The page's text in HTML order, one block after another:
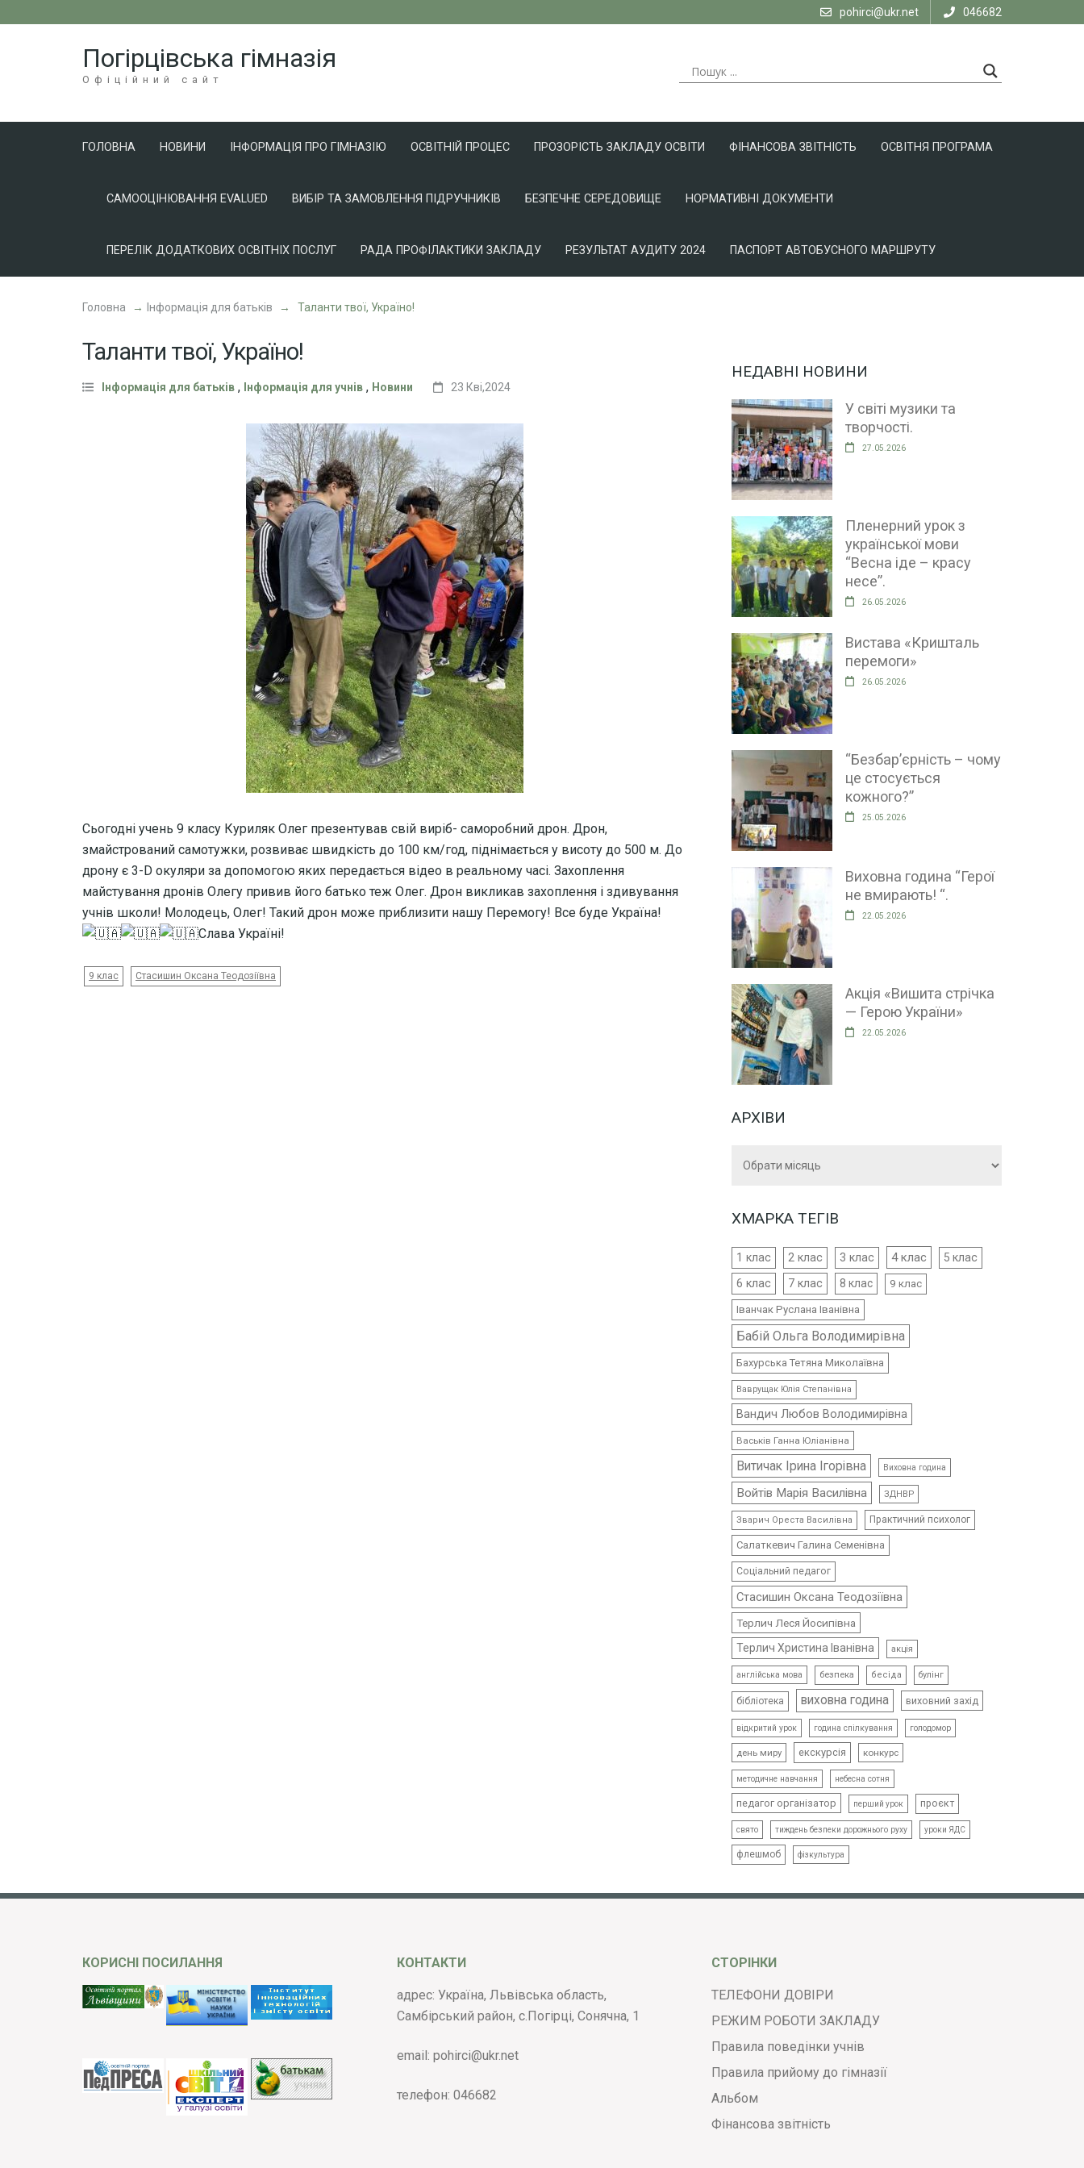
pohirci@ukr.net 046682
Погірцівська гімназія
Офіційний сайт
ГОЛОВНА НОВИНИ ІНФОРМАЦІЯ ПРО ГІМНАЗІЮ ОСВІТНІЙ ПРОЦЕС ПРОЗОРІСТЬ ЗАКЛАДУ ОСВІТИ ФІНАНСОВА ЗВІТНІСТЬ ОСВІТНЯ ПРОГРАМА
САМООЦІНЮВАННЯ EVALUED ВИБІР ТА ЗАМОВЛЕННЯ ПІДРУЧНИКІВ БЕЗПЕЧНЕ СЕРЕДОВИЩЕ НОРМАТИВНІ ДОКУМЕНТИ
ПЕРЕЛІК ДОДАТКОВИХ ОСВІТНІХ ПОСЛУГ РАДА ПРОФІЛАКТИКИ ЗАКЛАДУ РЕЗУЛЬТАТ АУДИТУ 2024 ПАСПОРТ АВТОБУСНОГО МАРШРУТУ
Головна → Інформація для батьків → Таланти твої, Україно!
Таланти твої, Україно!
Інформація для батьків , Інформація для учнів , Новини 23 Кві,2024
Сьогодні учень 9 класу Куриляк Олег презентував свій виріб- саморобний дрон. Дрон,
змайстрований самотужки, розвиває швидкість до 100 км/год, піднімається у висоту до 500 м. До
дрону є 3-D окуляри за допомогою яких передається відео в реальному часі. Захоплення
майстування дронів Олегу привив його батько теж Олег. Дрон викликав захоплення і здивування
учнів школи! Молодець, Олег! Такий дрон може приблизити нашу Перемогу! Все буде Україна!
Слава Україні!
9 клас Стасишин Оксана Теодозіївна
НЕДАВНІ НОВИНИ
У світі музики та
творчості.
27.05.2026
Пленерний урок з
української мови
“Весна іде – красу
несе”.
26.05.2026
Вистава «Кришталь
перемоги»
26.05.2026
“Безбар’єрність – чому
це стосується
кожного?”
25.05.2026
Виховна година “Герої
не вмирають! “.
22.05.2026
Акція «Вишита стрічка
— Герою України»
22.05.2026
АРХІВИ
ХМАРКА ТЕГІВ
1 клас 2 клас 3 клас 4 клас 5 клас
6 клас 7 клас 8 клас 9 клас
Іванчак Руслана Іванівна
Бабій Ольга Володимирівна
Бахурська Тетяна Миколаївна
Ваврущак Юлія Степанівна
Вандич Любов Володимирівна
Васьків Ганна Юліанівна
Витичак Ірина Ігорівна Виховна година
Войтів Марія Василівна ЗДНВР
Зварич Ореста Василівна Практичний психолог
Салаткевич Галина Семенівна
Соціальний педагог
Стасишин Оксана Теодозіївна
Терлич Леся Йосипівна
Терлич Христина Іванівна
акція
англійська мова безпека бесіда булінг
бібліотека виховна година виховний захід
відкритий урок година спілкування голодомор
день миру екскурсія конкурс
методичне навчання небесна сотня
педагог організатор перший урок проєкт
свято тиждень безпеки дорожнього руху уроки ЯДС
флешмоб фізкультура
КОРИСНІ ПОСИЛАННЯ КОНТАКТИ
адрес: Україна, Львівська область,
Самбірський район, с.Погірці, Сонячна, 1
email: pohirci@ukr.net
телефон: 046682
СТОРІНКИ
ТЕЛЕФОНИ ДОВІРИ
РЕЖИМ РОБОТИ ЗАКЛАДУ
Правила поведінки учнів
Правила прийому до гімназії
Альбом
Фінансова звітність